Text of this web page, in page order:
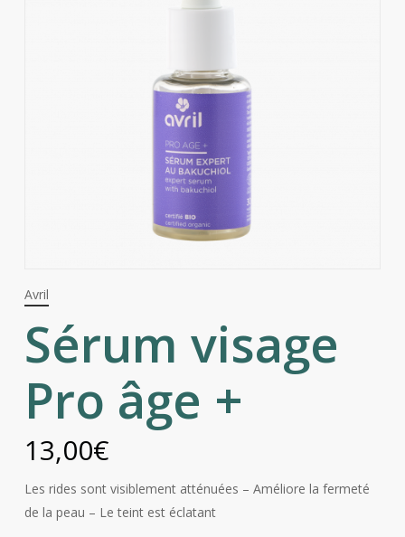
Avril
Sérum visage
Pro âge +
13,00€
Les rides sont visiblement atténuées – Améliore la fermeté
de la peau – Le teint est éclatant